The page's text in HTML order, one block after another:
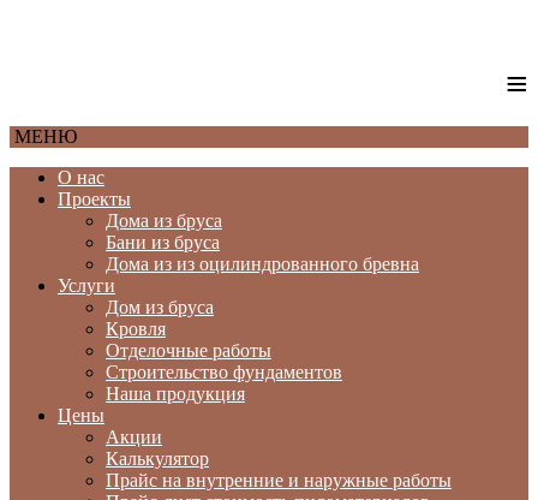
≡
МЕНЮ
О нас
Проекты
Дома из бруса
Бани из бруса
Дома из из оцилиндрованного бревна
Услуги
Дом из бруса
Кровля
Отделочные работы
Строительство фундаментов
Наша продукция
Цены
Акции
Калькулятор
Прайс на внутренние и наружные работы